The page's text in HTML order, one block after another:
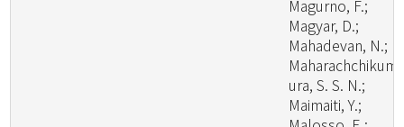
Magurno, F.;
Magyar, D.;
Mahadevan, N.;
ura, S. S. N.;
Maimaiti, Y.;